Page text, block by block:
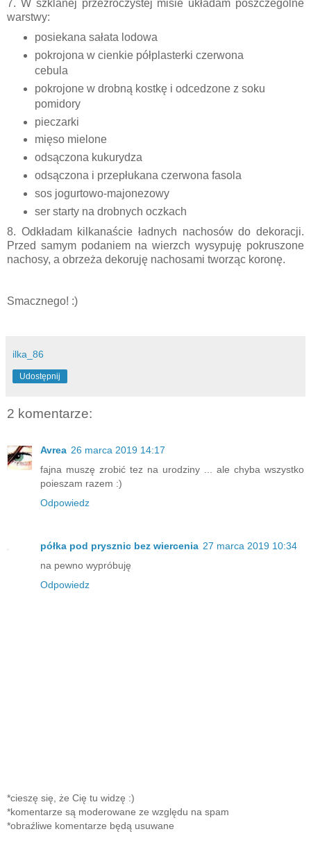
7. W szklanej przeźroczystej misie układam poszczególne
warstwy:
posiekana sałata lodowa
pokrojona w cienkie półplasterki czerwona
cebula
pokrojone w drobną kostkę i odcedzone z soku
pomidory
pieczarki
mięso mielone
odsączona kukurydza
odsączona i przepłukana czerwona fasola
sos jogurtowo-majonezowy
ser starty na drobnych oczkach
8. Odkładam kilkanaście ładnych nachosów do dekoracji.
Przed samym podaniem na wierzch wysypuję pokruszone
nachosy, a obrzeża dekoruję nachosami tworząc koronę.
Smacznego! :)
ilka_86
Udostępnij
2 komentarze:
Avrea 26 marca 2019 14:17
fajna muszę zrobić tez na urodziny ... ale chyba wszystko
poieszam razem :)
Odpowiedz
półka pod prysznic bez wiercenia 27 marca 2019 10:34
na pewno wypróbuję
Odpowiedz
*cieszę się, że Cię tu widzę :)
*komentarze są moderowane ze względu na spam
*obraźliwe komentarze będą usuwane